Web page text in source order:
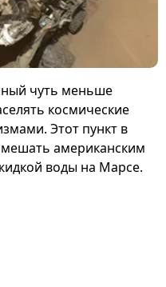
чуть меньше
космические
Этот пункт в
американским
воды на Марсе.